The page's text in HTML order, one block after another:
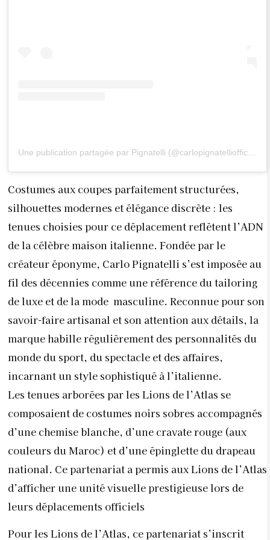
Costumes aux coupes parfaitement structurées,
silhouettes modernes et élégance discrète : les
tenues choisies pour ce déplacement reflètent l’ADN
de la célèbre maison italienne. Fondée par le
créateur éponyme, Carlo Pignatelli s’est imposée au
fil des décennies comme une référence du tailoring
de luxe et de la mode masculine. Reconnue pour son
savoir-faire artisanal et son attention aux détails, la
marque habille régulièrement des personnalités du
monde du sport, du spectacle et des affaires,
incarnant un style sophistiqué à l’italienne.
Les tenues arborées par les Lions de l’Atlas se
composaient de costumes noirs sobres accompagnés
d’une chemise blanche, d’une cravate rouge (aux
couleurs du Maroc) et d’une épinglette du drapeau
national. Ce partenariat a permis aux Lions de l’Atlas
d’afficher une unité visuelle prestigieuse lors de
leurs déplacements officiels
Pour les Lions de l’Atlas, ce partenariat s’inscrit